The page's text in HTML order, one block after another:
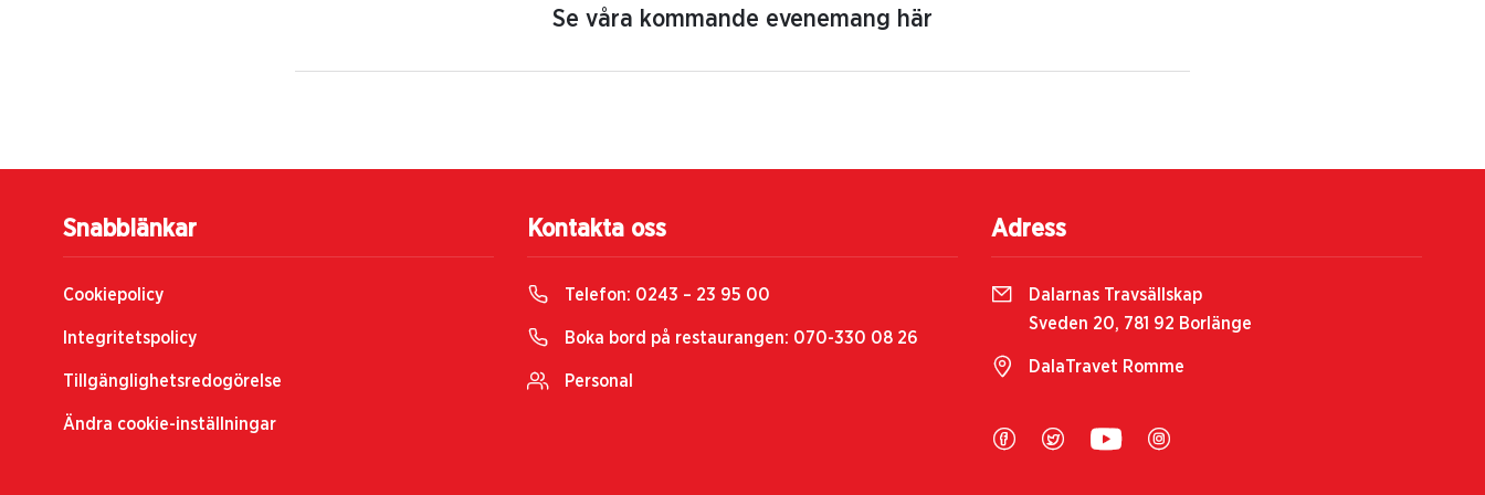
Se våra kommande evenemang här
Snabblänkar
Cookiepolicy
Integritetspolicy
Tillgänglighetsredogörelse
Ändra cookie-inställningar
Kontakta oss
Telefon: 0243 – 23 95 00
Boka bord på restaurangen: 070-330 08 26
Personal
Adress
Dalarnas Travsällskap
Sveden 20, 781 92 Borlänge
DalaTravet Romme